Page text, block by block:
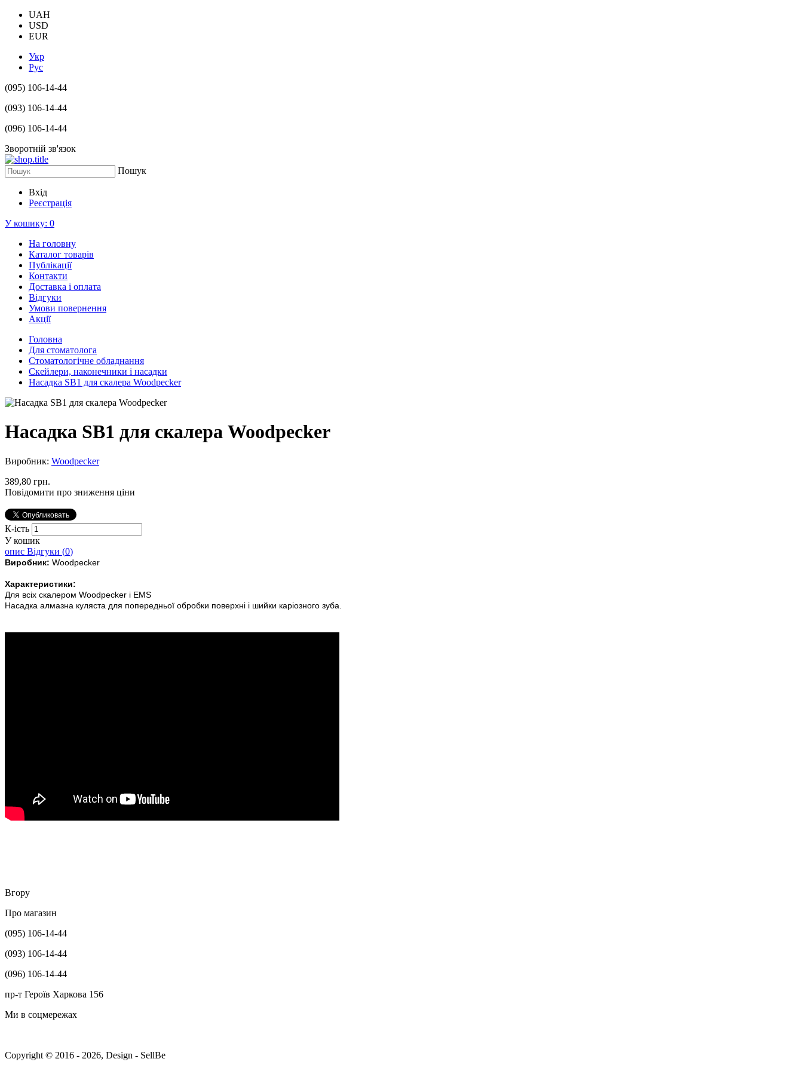
UAH
USD
EUR
Укр
Рус
(095) 106-14-44
(093) 106-14-44
(096) 106-14-44
Зворотній зв'язок
Пошук
Вхід
Реєстрація
У кошику: 0
На головну
Каталог товарів
Публікації
Контакти
Доставка і оплата
Відгуки
Умови повернення
Акції
Головна
Для стоматолога
Стоматологічне обладнання
Скейлери, наконечники і насадки
Насадка SB1 для скалера Woodpecker
Насадка SB1 для скалера Woodpecker
Виробник: Woodpecker
389,80 грн.
Повідомити про зниження ціни
К-ість
У кошик
опис Відгуки (0)
Виробник: Woodpecker
Характеристики:
Для всіх скалером Woodpecker і EMS
Насадка алмазна куляста для попередньої обробки поверхні і шийки каріозного зуба.
Вгору
Про магазин
(095) 106-14-44
(093) 106-14-44
(096) 106-14-44
пр-т Героїв Харкова 156
Ми в соцмережах
Copyright © 2016 - 2026, Design - SellBe